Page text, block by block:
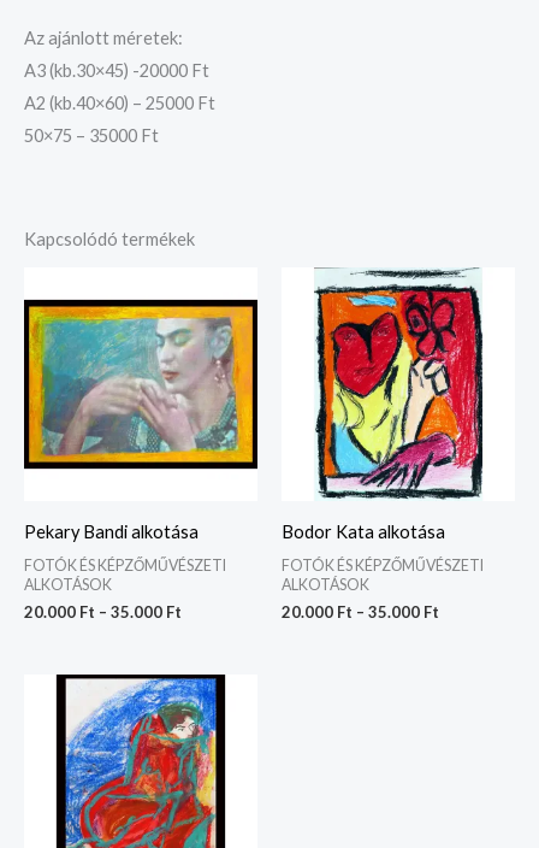
Az ajánlott méretek:
A3 (kb.30×45) -20000 Ft
A2 (kb.40×60) – 25000 Ft
50×75 – 35000 Ft
Kapcsolódó termékek
Pekary Bandi alkotása
FOTÓK ÉS KÉPZŐMŰVÉSZETI
ALKOTÁSOK
20.000 Ft – 35.000 Ft
20.000 Ft
-
35.000 Ft
Bodor Kata alkotása
FOTÓK ÉS KÉPZŐMŰVÉSZETI
ALKOTÁSOK
20.000 Ft – 35.000 Ft
Ártartomány:
20.000 Ft
-
35.000 Ft
Ártartomány:
20.000 Ft
-
35.000 Ft